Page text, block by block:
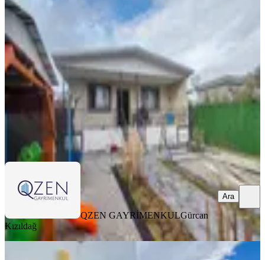
İzmir, Menderes
2+1·240 m²·26.02.2026
3.600.000 ₺
QZEN GAYRİMENKULGürcan Kızıldağ
QZEN GAYRİMENKULGürcan
Kızıldağ
Ara